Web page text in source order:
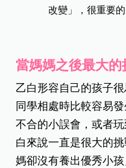
改變」，很重要
當媽媽之後最大的
乙白形容自己的孩子
同學相處時比較容易
不合的小誤會，或者
白來說一直是很大的
媽卻沒有養出優秀小